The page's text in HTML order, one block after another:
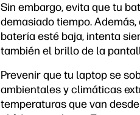
Sin embargo, evita que tu
demasiado tiempo.
batería esté baja, intenta
también el brillo de la
Prevenir que tu laptop se
ambientales y climáticas
temperaturas que van